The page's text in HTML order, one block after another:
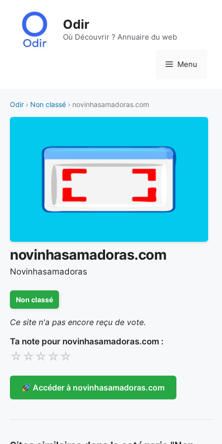
contenu
Odir
Où Découvrir ? Annuaire du web
Menu
Odir › Non classé › novinhasamadoras.com
novinhasamadoras.com
Novinhasamadoras
Non classé
Ce site n'a pas encore reçu de vote.
Ta note pour novinhasamadoras.com :
☆ ☆ ☆ ☆ ☆
Accéder à novinhasamadoras.com